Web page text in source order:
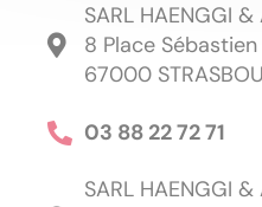
SARL HAENGGI &
8 Place
67000
03 88 22 72 71
SARL HAENGGI